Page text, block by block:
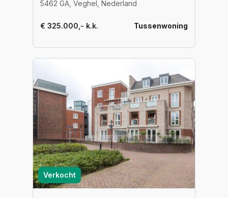
5462 GA, Veghel, Nederland
€ 325.000,- k.k. Tussenwoning
Verkocht